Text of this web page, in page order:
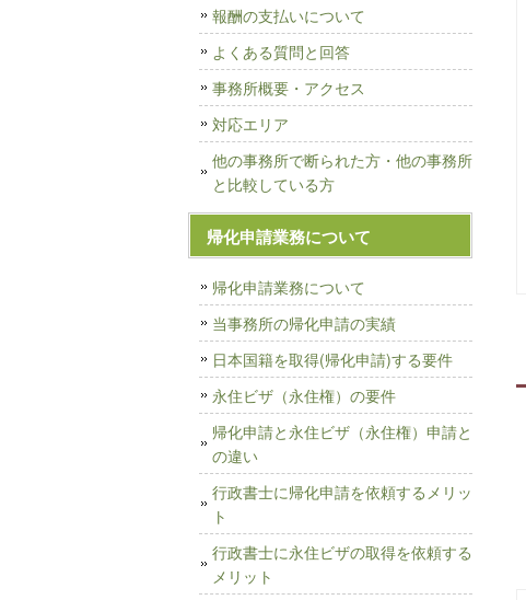
報酬の支払いについて
よくある質問と回答
事務所概要・アクセス
対応エリア
他の事務所で断られた方・他の事務所
と比較している方
帰化申請業務について
帰化申請業務について
当事務所の帰化申請の実績
日本国籍を取得(帰化申請)する要件
永住ビザ（永住権）の要件
帰化申請と永住ビザ（永住権）申請と
の違い
行政書士に帰化申請を依頼するメリッ
ト
行政書士に永住ビザの取得を依頼する
メリット